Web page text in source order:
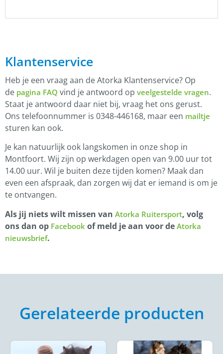
Klantenservice
Heb je een vraag aan de Atorka Klantenservice? Op
de pagina FAQ vind je antwoord op veelgestelde vragen.
Staat je antwoord daar niet bij, vraag het ons gerust.
Ons telefoonnummer is 0348-446168, maar een mailtje
sturen kan ook.
Je kan natuurlijk ook langskomen in onze shop in
Montfoort. Wij zijn op werkdagen open van 9.00 uur tot
14.00 uur. Wil je buiten deze tijden komen? Maak dan
even een afspraak, dan zorgen wij dat er iemand is om je
te ontvangen.
Als jij niets wilt missen van Atorka Ruitersport, volg
ons dan op Facebook of meld je aan voor de Atorka
nieuwsbrief.
Gerelateerde producten